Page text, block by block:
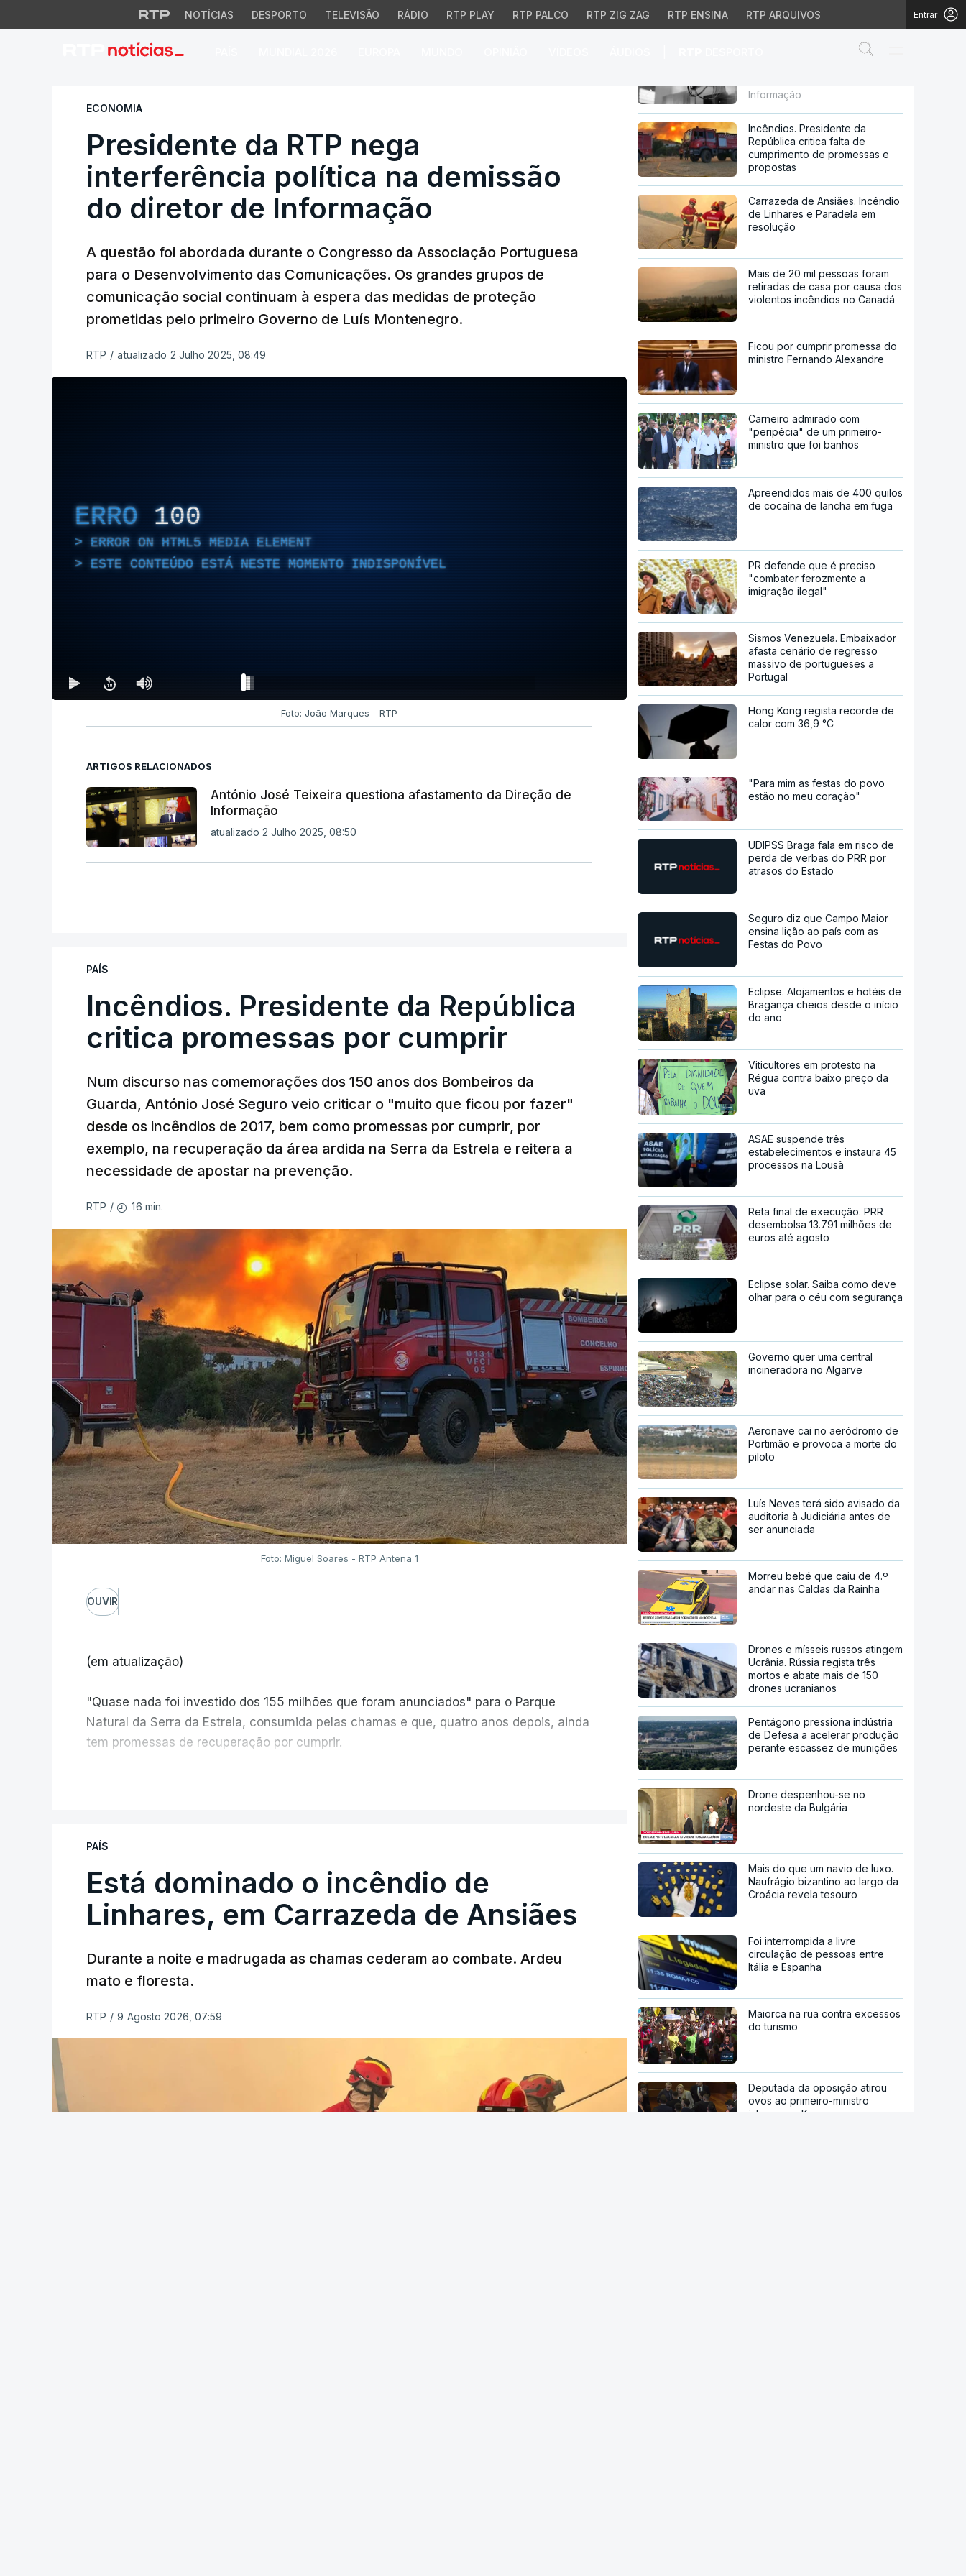
NOTÍCIAS DESPORTO TELEVISÃO RÁDIO RTP PLAY RTP PALCO RTP ZIG ZAG RTP ENSINA RTP ARQUIVOS Entrar
Presidente da RTP nega interferência política na demissão do
ECONOMIA
Presidente da RTP nega
interferência política na demissão
do diretor de Informação
A questão foi abordada durante o Congresso da Associação Portuguesa
para o Desenvolvimento das Comunicações. Os grandes grupos de
comunicação social continuam à espera das medidas de proteção
prometidas pelo primeiro Governo de Luís Montenegro.
RTP / atualizado 2 Julho 2025, 08:49
ERRO 100
ERROR ON HTML5 MEDIA ELEMENT
ESTE CONTEÚDO ESTÁ NESTE MOMENTO INDISPONÍVEL
Foto: João Marques - RTP
ARTIGOS RELACIONADOS
António José Teixeira questiona afastamento da Direção de
Informação
atualizado 2 Julho 2025, 08:50
PAÍS
Incêndios. Presidente da República
critica promessas por cumprir
Num discurso nas comemorações dos 150 anos dos Bombeiros da
Guarda, António José Seguro veio criticar o "muito que ficou por fazer"
desde os incêndios de 2017, bem como promessas por cumprir, por
exemplo, na recuperação da área ardida na Serra da Estrela e reitera a
necessidade de apostar na prevenção.
RTP / 16 min.
Foto: Miguel Soares - RTP Antena 1
OUVIR
(em atualização)
"Quase nada foi investido dos 155 milhões que foram anunciados" para o Parque
Natural da Serra da Estrela, consumida pelas chamas e que, quatro anos depois, ainda
tem promessas de recuperação por cumprir.
ERRO 100
ERROR ON HTML5 MEDIA ELEMENT
PAÍS
Está dominado o incêndio de
Linhares, em Carrazeda de Ansiães
Durante a noite e madrugada as chamas cederam ao combate. Ardeu
mato e floresta.
RTP / 9 Agosto 2026, 07:59
Presidente da RTP nega
Informação
Incêndios. Presidente da
República critica falta de
cumprimento de promessas e
propostas
Carrazeda de Ansiães. Incêndio
de Linhares e Paradela em
resolução
Mais de 20 mil pessoas foram
retiradas de casa por causa dos
violentos incêndios no Canadá
Ficou por cumprir promessa do
ministro Fernando Alexandre
Carneiro admirado com
"peripécia" de um primeiro-
ministro que foi banhos
Apreendidos mais de 400 quilos
de cocaína de lancha em fuga
PR defende que é preciso
"combater ferozmente a
imigração ilegal"
Sismos Venezuela. Embaixador
afasta cenário de regresso
massivo de portugueses a
Portugal
Hong Kong regista recorde de
calor com 36,9 °C
"Para mim as festas do povo
estão no meu coração"
UDIPSS Braga fala em risco de
perda de verbas do PRR por
atrasos do Estado
Seguro diz que Campo Maior
ensina lição ao país com as
Festas do Povo
Eclipse. Alojamentos e hotéis de
Bragança cheios desde o início
do ano
Viticultores em protesto na
Régua contra baixo preço da
uva
ASAE suspende três
estabelecimentos e instaura 45
processos na Lousã
Reta final de execução. PRR
desembolsa 13.791 milhões de
euros até agosto
Eclipse solar. Saiba como deve
olhar para o céu com segurança
Governo quer uma central
incineradora no Algarve
Aeronave cai no aeródromo de
Portimão e provoca a morte do
piloto
Luís Neves terá sido avisado da
auditoria à Judiciária antes de
ser anunciada
Morreu bebé que caiu de 4.º
andar nas Caldas da Rainha
Drones e mísseis russos atingem
Ucrânia. Rússia regista três
mortos e abate mais de 150
drones ucranianos
Pentágono pressiona indústria
de Defesa a acelerar produção
perante escassez de munições
Drone despenhou-se no
nordeste da Bulgária
Mais do que um navio de luxo.
Naufrágio bizantino ao largo da
Croácia revela tesouro
Foi interrompida a livre
circulação de pessoas entre
Itália e Espanha
Maiorca na rua contra excessos
do turismo
Deputada da oposição atirou
ovos ao primeiro-ministro
interino no Kosovo